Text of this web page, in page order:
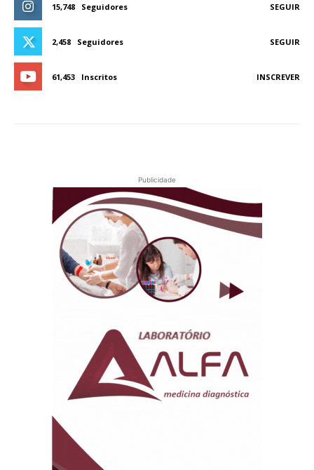
15,748 Seguidores SEGUIR
2,458 Seguidores SEGUIR
61,453 Inscritos INSCREVER
Publicidade